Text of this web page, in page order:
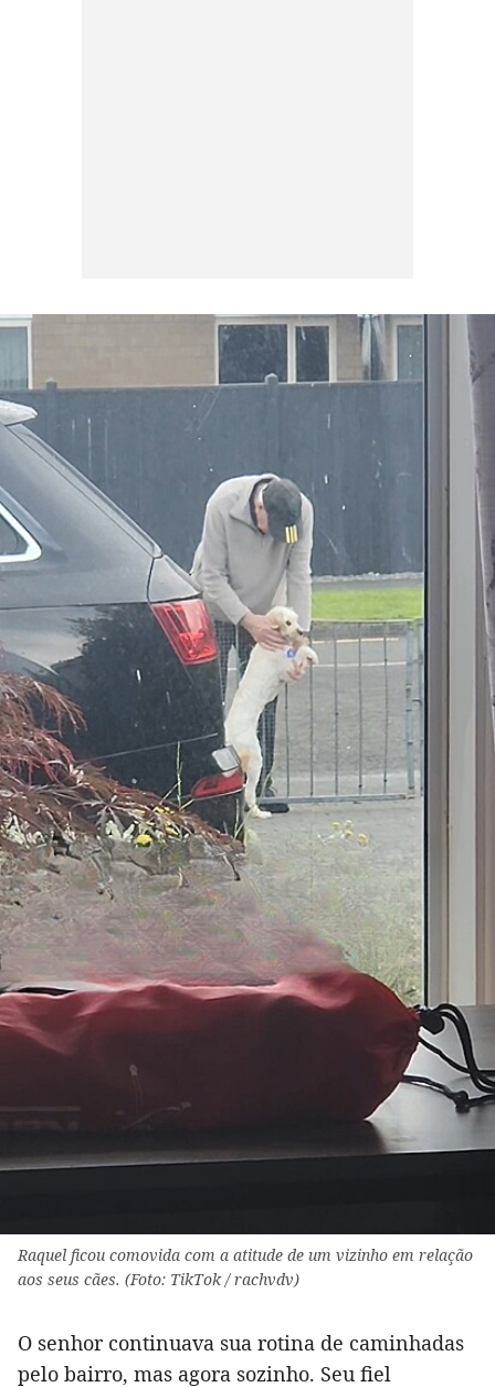
Raquel ficou comovida com a atitude de um vizinho em relação
aos seus cães. (Foto: TikTok / rachvdv)
O senhor continuava sua rotina de caminhadas
pelo bairro, mas agora sozinho. Seu fiel